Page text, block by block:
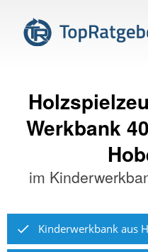
Werkbank
im
Kinderwerkbank aus